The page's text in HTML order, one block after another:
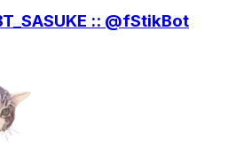
:: @fStikBot